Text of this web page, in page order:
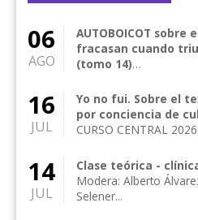
06
AGO
AUTOBOICOT sobre
fracasan cuando
(tomo 14)
clínica actual Curso central anual de frecuencia
me...
16
JUL
Yo no fui. Sobre el texto: "Los que
por conciencia de
CURSO CENTRAL
me...
14
JUL
Clase teórica -
Modera: Alberto Álvarez Coordina:
Selener...